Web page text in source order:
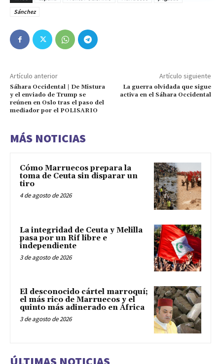
Sánchez
Artículo anterior
Sáhara Occidental | De Mistura
y el enviado de Trump se
reúnen en Oslo tras el paso del
mediador por el POLISARIO
Artículo siguiente
La guerra olvidada que sigue
activa en el Sáhara Occidental
MÁS NOTICIAS
Cómo Marruecos prepara la
toma de Ceuta sin disparar un
tiro
4 de agosto de 2026
La integridad de Ceuta y Melilla
pasa por un Rif libre e
independiente
3 de agosto de 2026
El desconocido cártel marroquí;
el más rico de Marruecos y el
quinto más adinerado en África
3 de agosto de 2026